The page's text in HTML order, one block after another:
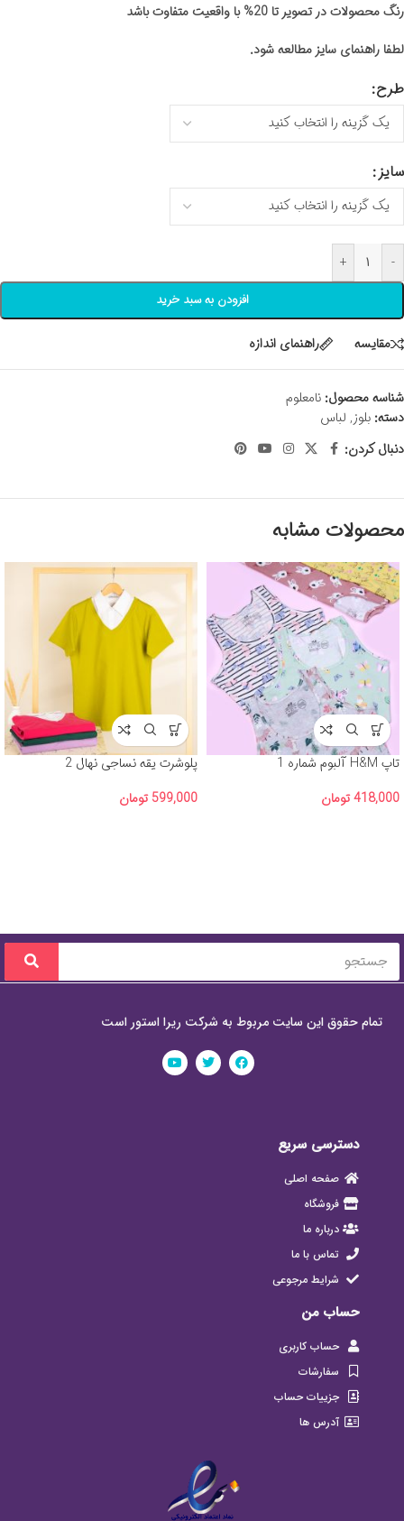
رنگ محصولات در تصویر تا 20% با واقعیت متفاوت باشد
لطفا راهنمای سایز مطالعه شود.
طرح
سایز
-
+
افزودن به سبد خرید
مقايسه راهنمای اندازه
شناسه محصول: نامعلوم
دسته: بلوز, لباس
دنبال کردن:
محصولات مشابه
تاپ H&M آلبوم شماره 1
418,000تومان
پلوشرت یقه نساجی نهال 2
599,000 تومان
تمام حقوق این سایت مربوط به شرکت ریرا استور است
دسترسی سریع
صفحه اصلی
فروشگاه
درباره ما
تماس با ما
شرایط مرجوعی
حساب من
حساب کاربری
سفارشات
جزییات حساب
آدرس ها